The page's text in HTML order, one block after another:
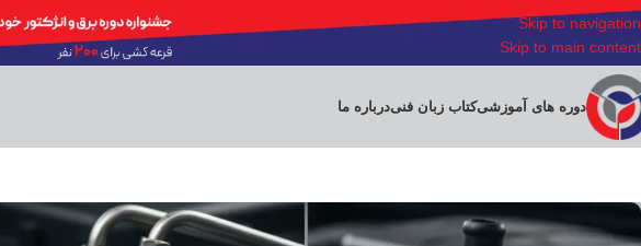
Skip to navigation
Skip to main content
دوره های آموزشیکتاب زبان فنیدرباره ما